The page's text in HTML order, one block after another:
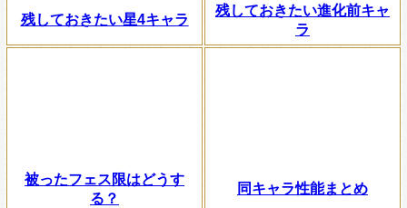
残しておきたい星4キャラ
残しておきたい進化前キャ
ラ
被ったフェス限はどうす
る？
同キャラ性能まとめ